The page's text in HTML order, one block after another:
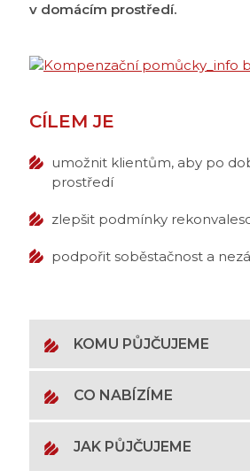
v domácím prostředí.
CÍLEM JE
umožnit klientům, aby po
prostředí
zlepšit podmínky
podpořit soběstačnost a
KOMU PŮJČUJEME
CO NABÍZÍME
JAK PŮJČUJEME